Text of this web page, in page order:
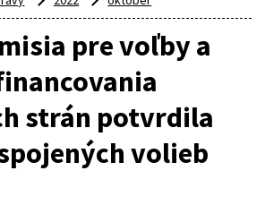
pre voľby a
strán potvrdila
volieb